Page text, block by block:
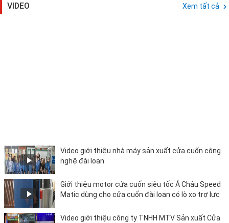
VIDEO Xem tất cả
Video giới thiệu nhà máy sản xuất cửa cuốn công
nghệ đài loan
Giới thiệu motor cửa cuốn siêu tốc Á Châu Speed
Matic dùng cho cửa cuốn đài loan có lò xo trợ lực
Video giới thiệu công ty TNHH MTV Sản xuất Cửa